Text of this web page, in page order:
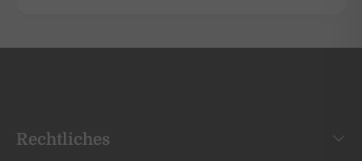
Rechtliches